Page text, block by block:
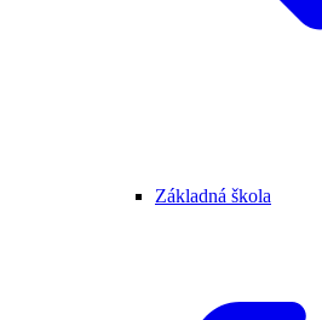
Základná škola